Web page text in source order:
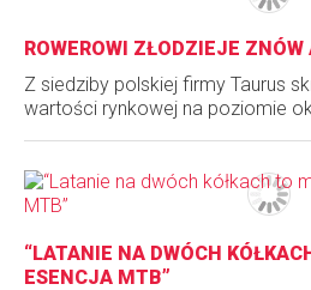
ROWEROWI ZŁODZIEJE
Z siedziby polskiej firmy Taurus
wartości rynkowej na poziomie ok.
“LATANIE NA DWÓCH
ESENCJA MTB”